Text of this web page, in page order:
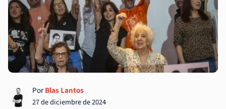
PorBlas Lantos
27 de diciembre de 2024